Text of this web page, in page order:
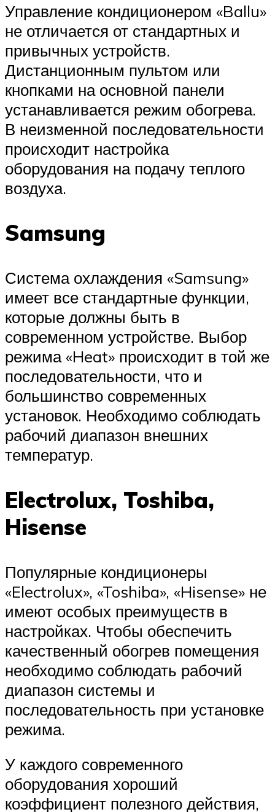
Управление кондиционером «Ballu»
не отличается от стандартных и
привычных устройств.
Дистанционным пультом или
кнопками на основной панели
устанавливается режим обогрева.
В неизменной последовательности
происходит настройка
оборудования на подачу теплого
воздуха.
Samsung
Система охлаждения «Samsung»
имеет все стандартные функции,
которые должны быть в
современном устройстве. Выбор
режима «Heat» происходит в той же
последовательности, что и
большинство современных
установок. Необходимо соблюдать
рабочий диапазон внешних
температур.
Electrolux, Toshiba,
Hisense
Популярные кондиционеры
«Electrolux», «Toshiba», «Hisense» не
имеют особых преимуществ в
настройках. Чтобы обеспечить
качественный обогрев помещения
необходимо соблюдать рабочий
диапазон системы и
последовательность при установке
режима.
У каждого современного
оборудования хороший
коэффициент полезного действия,